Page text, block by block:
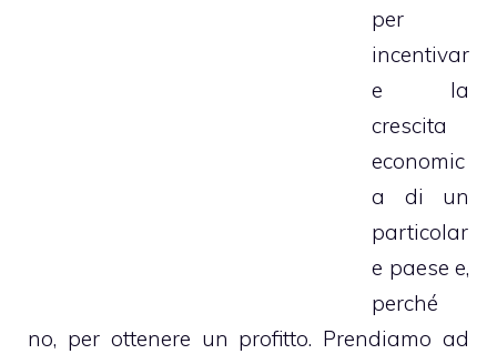
per
incentivar
e la
crescita
economic
a di un
particolar
e paese e,
perché
no, per ottenere un profitto. Prendiamo ad